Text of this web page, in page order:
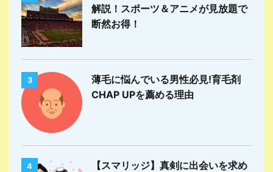
解説！スポーツ＆アニメが見放題で
断然お得！
3
薄毛に悩んでいる男性必見!育毛剤
CHAP UPを薦める理由
4
【スマリッジ】真剣に出会いを求め